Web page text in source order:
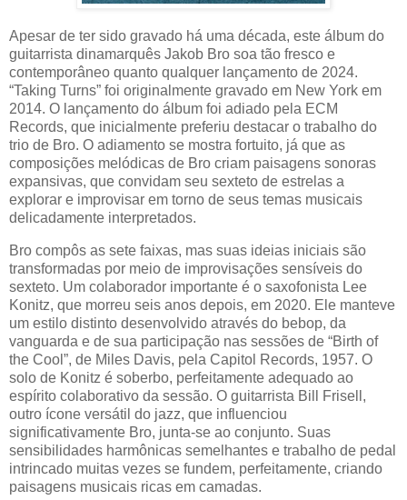
Apesar de ter sido gravado há uma década, este álbum do
guitarrista dinamarquês Jakob Bro soa tão fresco e
contemporâneo quanto qualquer lançamento de 2024.
“Taking Turns” foi originalmente gravado em New York em
2014. O lançamento do álbum foi adiado pela ECM
Records, que inicialmente preferiu destacar o trabalho do
trio de Bro. O adiamento se mostra fortuito, já que as
composições melódicas de Bro criam paisagens sonoras
expansivas, que convidam seu sexteto de estrelas a
explorar e improvisar em torno de seus temas musicais
delicadamente interpretados.
Bro compôs as sete faixas, mas suas ideias iniciais são
transformadas por meio de improvisações sensíveis do
sexteto. Um colaborador importante é o saxofonista Lee
Konitz, que morreu seis anos depois, em 2020. Ele manteve
um estilo distinto desenvolvido através do bebop, da
vanguarda e de sua participação nas sessões de “Birth of
the Cool”, de Miles Davis, pela Capitol Records, 1957. O
solo de Konitz é soberbo, perfeitamente adequado ao
espírito colaborativo da sessão. O guitarrista Bill Frisell,
outro ícone versátil do jazz, que influenciou
significativamente Bro, junta-se ao conjunto. Suas
sensibilidades harmônicas semelhantes e trabalho de pedal
intrincado muitas vezes se fundem, perfeitamente, criando
paisagens musicais ricas em camadas.